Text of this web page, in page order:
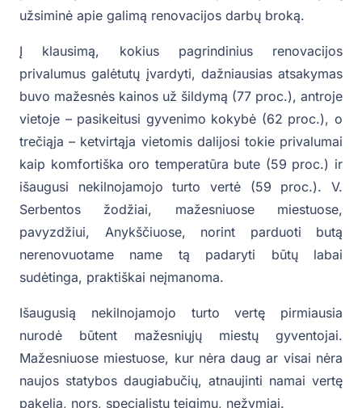
užsiminė apie galimą renovacijos darbų broką.
Į klausimą, kokius pagrindinius renovacijos
privalumus galėtutų įvardyti, dažniausias atsakymas
buvo mažesnės kainos už šildymą (77 proc.), antroje
vietoje – pasikeitusi gyvenimo kokybė (62 proc.), o
trečiąja – ketvirtąja vietomis dalijosi tokie privalumai
kaip komfortiška oro temperatūra bute (59 proc.) ir
išaugusi nekilnojamojo turto vertė (59 proc.). V.
Serbentos žodžiai, mažesniuose miestuose,
pavyzdžiui, Anykščiuose, norint parduoti butą
nerenovuotame name tą padaryti būtų labai
sudėtinga, praktiškai neįmanoma.
Išaugusią nekilnojamojo turto vertę pirmiausia
nurodė būtent mažesniųjų miestų gyventojai.
Mažesniuose miestuose, kur nėra daug ar visai nėra
naujos statybos daugiabučių, atnaujinti namai vertę
pakelia, nors, specialistų teigimu, nežymiai.